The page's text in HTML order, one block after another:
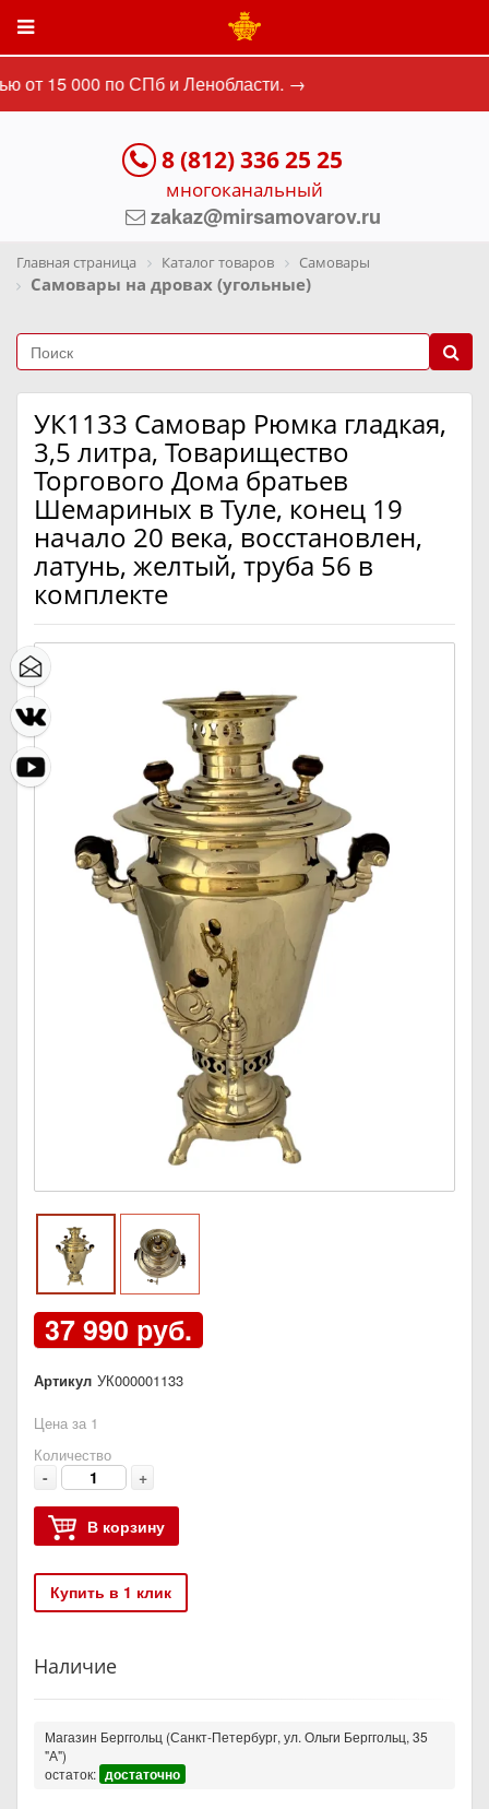
от 15 000 по СПб и Ленобласти. →
8 (812) 336 25 25
многоканальный
zakaz@mirsamovarov.ru
Главная страница Каталог товаров Самовары
Самовары на дровах (угольные)
УК1133 Самовар Рюмка гладкая,
3,5 литра, Товарищество
Торгового Дома братьев
Шемариных в Туле, конец 19
начало 20 века, восстановлен,
латунь, желтый, труба 56 в
комплекте
37 990 руб.
Артикул УК000001133
Цена за 1
Количество
- +
В корзину
Купить в 1 клик
Наличие
Магазин Берггольц (Санкт-Петербург, ул. Ольги Берггольц, 35
"А")
остаток: достаточно